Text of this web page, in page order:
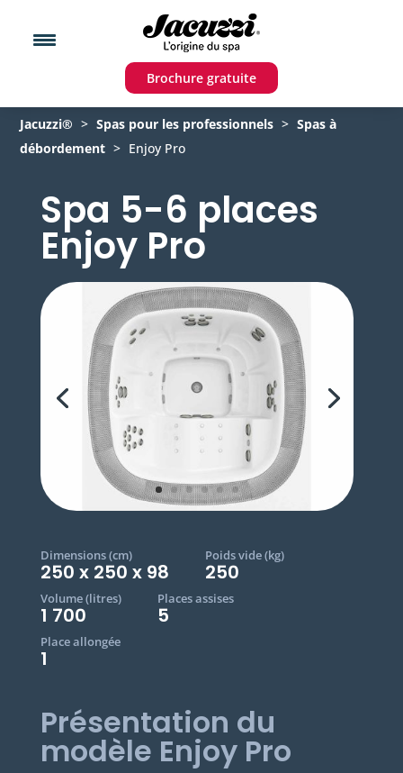
Brochure gratuite
Jacuzzi® > Spas pour les professionnels > Spas à
débordement > Enjoy Pro
Spa 5-6 places
Enjoy Pro
Dimensions (cm)
250 x 250 x 98
Poids vide (kg)
250
Volume (litres)
1 700
Places assises
5
Place allongée
1
Présentation du
modèle Enjoy Pro